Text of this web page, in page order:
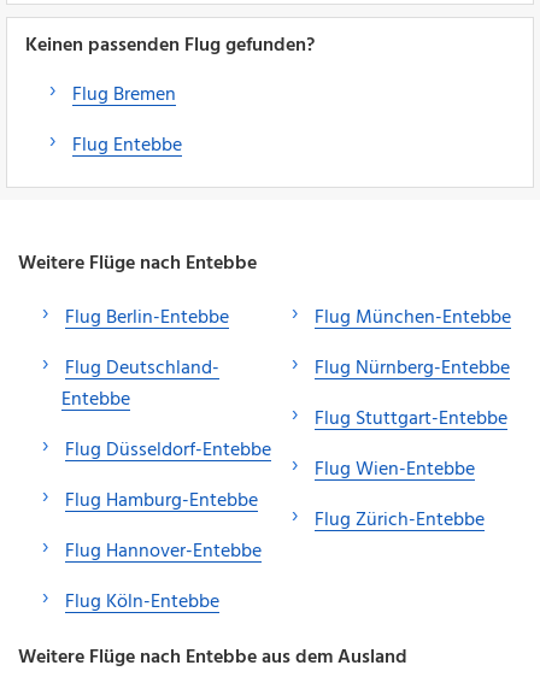
Keinen passenden Flug gefunden?
Flug Bremen
Flug Entebbe
Weitere Flüge nach Entebbe
Flug Berlin-Entebbe
Flug Deutschland-
Entebbe
Flug Düsseldorf-Entebbe
Flug Hamburg-Entebbe
Flug Hannover-Entebbe
Flug Köln-Entebbe
Flug München-Entebbe
Flug Nürnberg-Entebbe
Flug Stuttgart-Entebbe
Flug Wien-Entebbe
Flug Zürich-Entebbe
Weitere Flüge nach Entebbe aus dem Ausland